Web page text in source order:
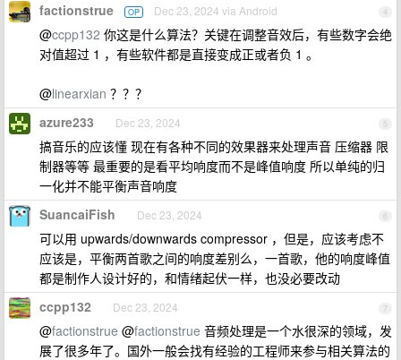
4
factionstrue OP Dec 23, 2024 via Android
@ccpp132 你这是什么算法？关键在调整音效后，有些数字会绝
对值超过 1 ，有些软件都是直接变成正或者负 1 。
@linearxian ？？？
5
azure233 Dec 23, 2024
搞音乐的应该懂 现在有各种不同的效果器来处理声音 压缩器 限
制器等等 最重要的是看平均响度而不是峰值响度 所以单纯的归
一化并不能平衡声音响度
6
SuancaiFish Dec 23, 2024
可以用 upwards/downwards compressor ，但是，应该考虑不
应该是，平衡两首歌之间的响度差别么，一首歌，他的响度峰值
都是制作人设计好的，和情绪起伏一样，也没必要改动
7
ccpp132 Dec 23, 2024
@factionstrue @factionstrue 音频处理是一个水很深的领域，发
展了很多年了。国外一般会找有经验的工程师来参与相关算法的